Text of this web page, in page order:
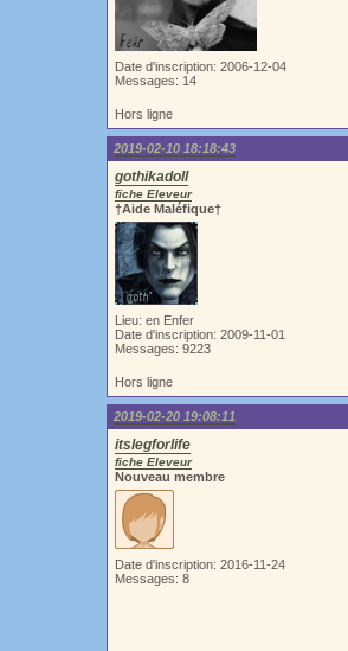
Date d'inscription: 2006-12-04
Messages: 14
Hors ligne
2019-02-10 18:18:43
gothikadoll
fiche Eleveur
†Aide Maléfique†
Lieu: en Enfer
Date d'inscription: 2009-11-01
Messages: 9223
Hors ligne
2019-02-20 19:08:11
itslegforlife
fiche Eleveur
Nouveau membre
Date d'inscription: 2016-11-24
Messages: 8